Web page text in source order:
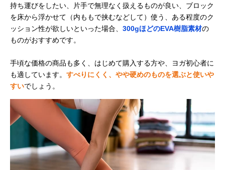
持ち運びをしたい、片手で無理なく扱えるものが良い、ブロック
を床から浮かせて（内ももで挟むなどして）使う、ある程度のク
ッション性が欲しいといった場合、 300gほどのEVA樹脂素材の
ものがおすすめです。
手頃な価格の商品も多く、はじめて購入する方や、ヨガ初心者に
も適しています。 すべりにくく、やや硬めのものを選ぶと使いや
すいでしょう。